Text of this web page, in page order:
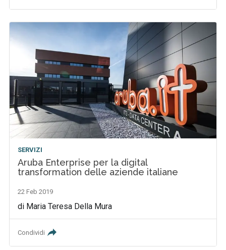
SERVIZI
Aruba Enterprise per la digital
transformation delle aziende italiane
22 Feb 2019
di Maria Teresa Della Mura
Condividi